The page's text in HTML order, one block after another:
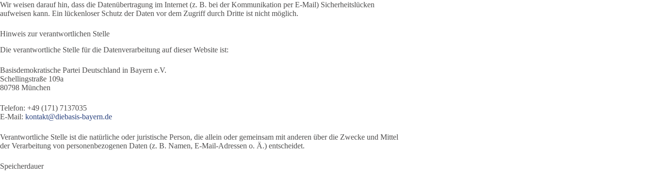
Wir weisen darauf hin, dass die Datenübertragung im Internet (z. B. bei der Kommunikation per E-Mail) Sicherheitslücken
aufweisen kann. Ein lückenloser Schutz der Daten vor dem Zugriff durch Dritte ist nicht möglich.
Hinweis zur verantwortlichen Stelle
Die verantwortliche Stelle für die Datenverarbeitung auf dieser Website ist:
Basisdemokratische Partei Deutschland in Bayern e.V.
Schellingstraße 109a
80798 München
Telefon: +49 (171) 7137035
E-Mail: kontakt@diebasis-bayern.de
Verantwortliche Stelle ist die natürliche oder juristische Person, die allein oder gemeinsam mit anderen über die Zwecke und Mittel
der Verarbeitung von personenbezogenen Daten (z. B. Namen, E-Mail-Adressen o. Ä.) entscheidet.
Speicherdauer